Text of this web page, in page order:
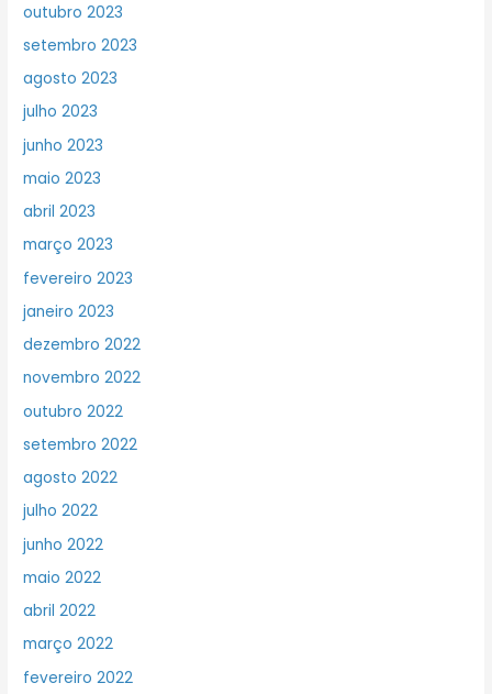
outubro 2023
setembro 2023
agosto 2023
julho 2023
junho 2023
maio 2023
abril 2023
março 2023
fevereiro 2023
janeiro 2023
dezembro 2022
novembro 2022
outubro 2022
setembro 2022
agosto 2022
julho 2022
junho 2022
maio 2022
abril 2022
março 2022
fevereiro 2022